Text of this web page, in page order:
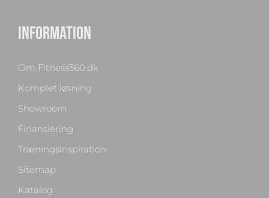
INFORMATION
Om Fitness360.dk
Komplet løsning
Showroom
Finansiering
Træningsinspiration
Sitemap
Katalog